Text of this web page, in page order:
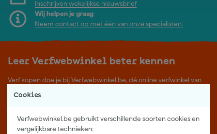
Cookies
Verfwebwinkel.be gebruikt verschillende soorten cookies en
vergelijkbare technieken:
Inschrijven wekelijkse nieuwsbrief
Wij helpen je graag
Neem contact op met één van onze specialisten.
Leer Verfwebwinkel beter kennen
Verf kopen doe je bij Verfwebwinkel.be, dé online verfwinkel van
België. Voordelige verf van topkwaliteit en gratis deskundig advies,
Meer over ons
Showroom in Tilburg